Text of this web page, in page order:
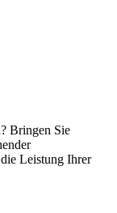
Bringen Sie
Leistung Ihrer